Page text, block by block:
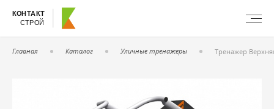
КОНТАКТ
СТРОЙ
Главная Каталог Уличные тренажеры Тренажер